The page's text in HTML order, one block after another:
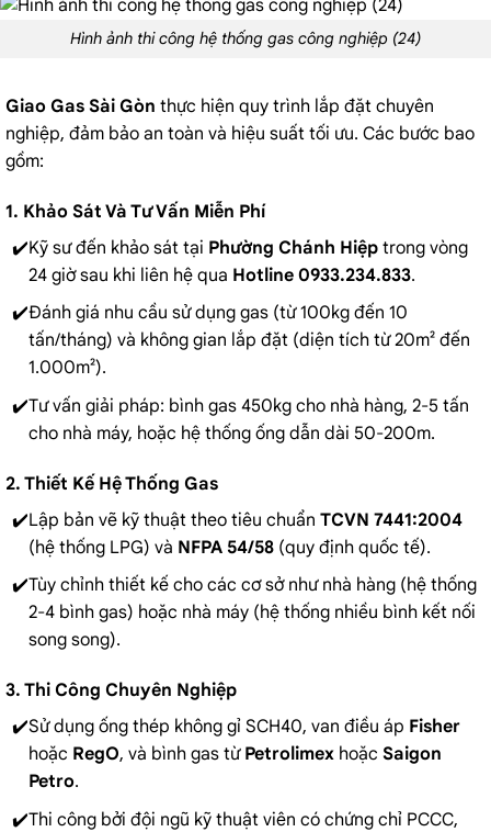
Hình ảnh thi công hệ thống gas công nghiệp (24)
Giao Gas Sài Gòn thực hiện quy trình lắp đặt chuyên
nghiệp, đảm bảo an toàn và hiệu suất tối ưu. Các bước bao
gồm:
1. Khảo Sát Và Tư Vấn Miễn Phí
Kỹ sư đến khảo sát tại Phường Chánh Hiệptrong vòng
24 giờ sau khi liên hệ qua Hotline 0933.234.833.
Đánh giá nhu cầu sử dụng gas (từ 100kg đến 10
tấn/tháng) và không gian lắp đặt (diện tích từ 20m² đến
1.000m²).
Tư vấn giải pháp: bình gas 450kg cho nhà hàng, 2-5 tấn
cho nhà máy, hoặc hệ thống ống dẫn dài 50-200m.
2. Thiết Kế Hệ Thống Gas
Lập bản vẽ kỹ thuật theo tiêu chuẩn TCVN 7441:2004
(hệ thống LPG) và NFPA 54/58(quy định quốc tế).
Tùy chỉnh thiết kế cho các cơ sở như nhà hàng (hệ thống
2-4 bình gas) hoặc nhà máy (hệ thống nhiều bình kết nối
song song).
3. Thi Công Chuyên Nghiệp
Sử dụng ống thép không gỉ SCH40, van điều áp Fisher
hoặc RegO, và bình gas từ Petrolimexhoặc Saigon
Petro.
Thi công bởi đội ngũ kỹ thuật viên có chứng chỉ PCCC,